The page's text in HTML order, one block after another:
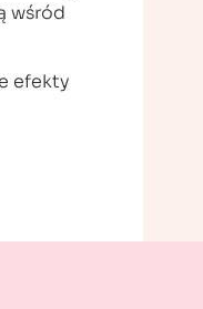
wśród
efekty